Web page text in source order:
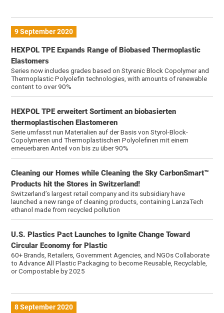
9 September 2020
HEXPOL TPE Expands Range of Biobased Thermoplastic
Elastomers
Series now includes grades based on Styrenic Block Copolymer and
Thermoplastic Polyolefin technologies, with amounts of renewable
content to over 90%
HEXPOL TPE erweitert Sortiment an biobasierten
thermoplastischen Elastomeren
Serie umfasst nun Materialien auf der Basis von Styrol-Block-
Copolymeren und Thermoplastischen Polyolefinen mit einem
erneuerbaren Anteil von bis zu über 90%
Cleaning our Homes while Cleaning the Sky CarbonSmart™
Products hit the Stores in Switzerland!
Switzerland’s largest retail company and its subsidiary have
launched a new range of cleaning products, containing LanzaTech
ethanol made from recycled pollution
U.S. Plastics Pact Launches to Ignite Change Toward
Circular Economy for Plastic
60+ Brands, Retailers, Government Agencies, and NGOs Collaborate
to Advance All Plastic Packaging to become Reusable, Recyclable,
or Compostable by 2025
8 September 2020